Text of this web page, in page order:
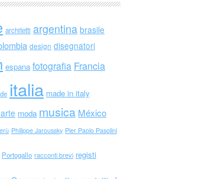
architetti argentina brasile
design disegnatori
espana fotografia Francia
italia made in italy
moda musica México
Philippe Jaroussky Pier Paolo Pasolini
Portogallo racconti brevi registi